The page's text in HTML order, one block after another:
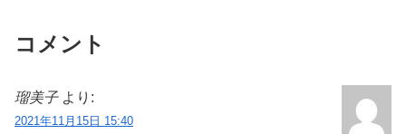
コメント
瑠美子 より:
2021年11月15日 15:40